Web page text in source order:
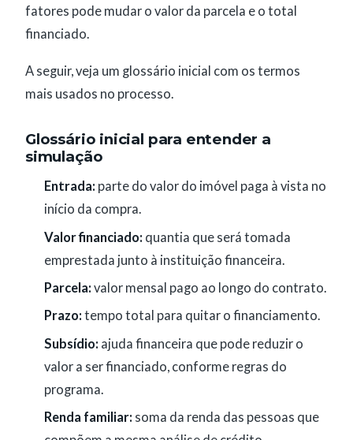
fatores pode mudar o valor da parcela e o total
financiado.
A seguir, veja um glossário inicial com os termos
mais usados no processo.
Glossário inicial para entender a
simulação
Entrada: parte do valor do imóvel paga à vista no
início da compra.
Valor financiado: quantia que será tomada
emprestada junto à instituição financeira.
Parcela: valor mensal pago ao longo do contrato.
Prazo: tempo total para quitar o financiamento.
Subsídio: ajuda financeira que pode reduzir o
valor a ser financiado, conforme regras do
programa.
Renda familiar: soma da renda das pessoas que